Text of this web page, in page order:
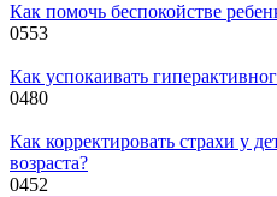
Как помочь беспокойстве
0553
Как успокаивать
0480
Как корректировать страхи у
возраста?
0452